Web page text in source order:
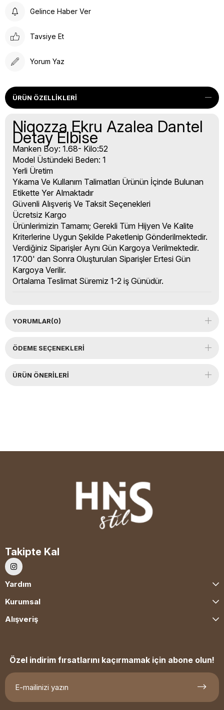
Gelince Haber Ver
Tavsiye Et
Yorum Yaz
ÜRÜN ÖZELLIKLERI
Niqozza Ekru Azalea Dantel
Detay Elbise
Manken Boy: 1.68- Kilo:52
Model Üstündeki Beden: 1
Yerli Üretim
Yıkama Ve Kullanım Talimatları Ürünün İçinde Bulunan
Etikette Yer Almaktadır
Güvenli Alışveriş Ve Taksit Seçenekleri
Ücretsiz Kargo
Ürünlerimizin Tamamı; Gerekli Tüm Hijyen Ve Kalite
Kriterlerine Uygun Şekilde Paketlenip Gönderilmektedir.
Verdiğiniz Siparişler Aynı Gün Kargoya Verilmektedir.
17:00' dan Sonra Oluşturulan Siparişler Ertesi Gün
Kargoya Verilir.
Ortalama Teslimat Süremiz 1-2 iş Günüdür.
YORUMLAR(0)
ÖDEME SEÇENEKLERI
ÜRÜN ÖNERILERI
Takipte Kal
Yardım
Kurumsal
Alışveriş
Özel indirim fırsatlarını kaçırmamak için abone olun!